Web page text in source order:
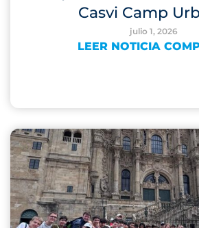
Casvi Camp
julio 1, 2026
LEER NOTICIA